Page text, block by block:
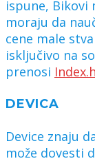
ispune, Bikovi
moraju da
cene male
isključivo na
prenosi
DEVICA
Device znaju
može dovesti